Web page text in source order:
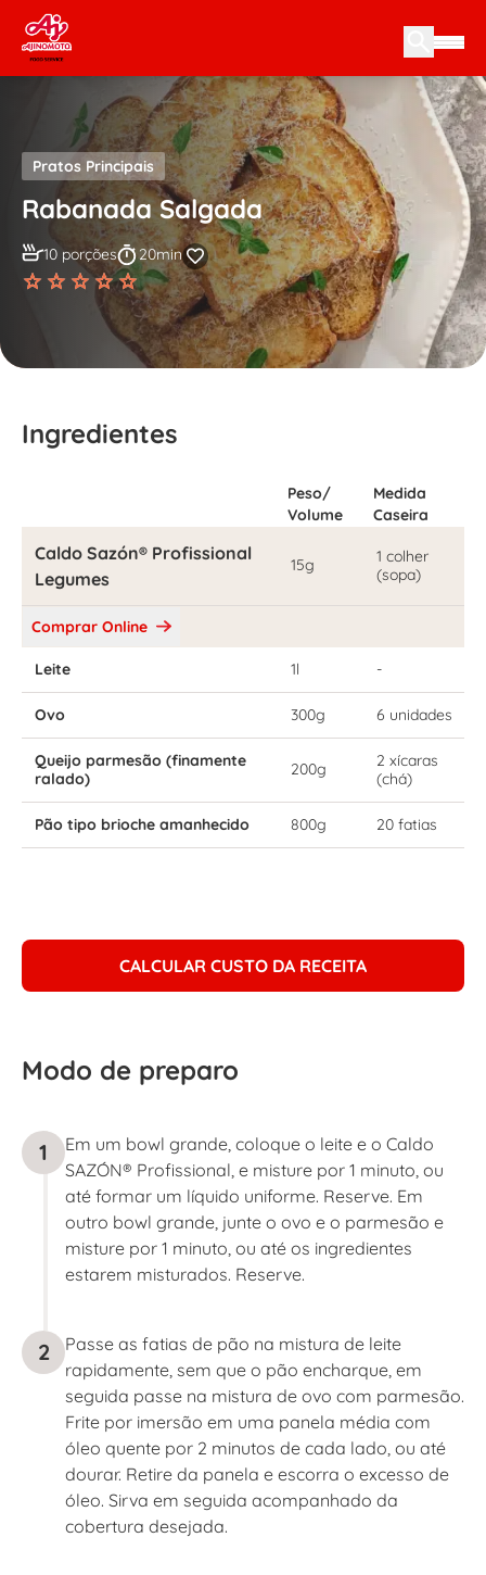
Skip to content
Pratos Principais
Rabanada Salgada
10 porções 20min
Ingredientes
Peso/
Volume
Medida
Caseira
Caldo Sazón® Profissional
Legumes
15g
1 colher
(sopa)
Comprar Online
Leite 1l -
Ovo 300g 6 unidades
Queijo parmesão (finamente
ralado)
200g
2 xícaras
(chá)
Pão tipo brioche amanhecido 800g 20 fatias
CALCULAR CUSTO DA RECEITA
Modo de preparo
1
Em um bowl grande, coloque o leite e o Caldo
SAZÓN® Profissional, e misture por 1 minuto, ou
até formar um líquido uniforme. Reserve. Em
outro bowl grande, junte o ovo e o parmesão e
misture por 1 minuto, ou até os ingredientes
estarem misturados. Reserve.
2
Passe as fatias de pão na mistura de leite
rapidamente, sem que o pão encharque, em
seguida passe na mistura de ovo com parmesão.
Frite por imersão em uma panela média com
óleo quente por 2 minutos de cada lado, ou até
dourar. Retire da panela e escorra o excesso de
óleo. Sirva em seguida acompanhado da
cobertura desejada.